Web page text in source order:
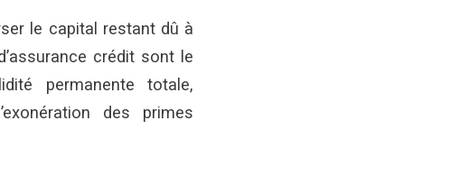
le capital restant dû à
crédit sont le
permanente totale,
des primes